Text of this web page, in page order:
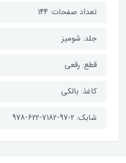
تعداد صفحات: 144
جلد: شومیز
قطع: رقعی
کاغذ: بالکی
شابک: 2-97-7182-622-978